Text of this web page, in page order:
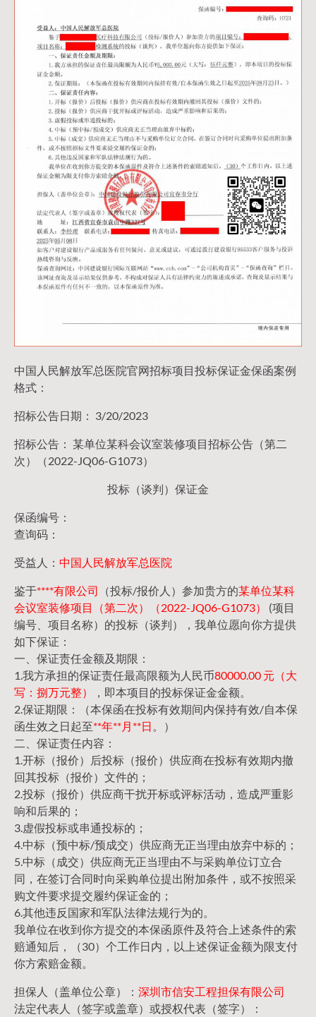
中国人民解放军总医院官网招标项目投标保证金保函案例
格式：
招标公告日期： 3/20/2023
招标公告： 某单位某科会议室装修项目招标公告（第二
次）（2022-JQ06-G1073）
投标（谈判）保证金
保函编号：
查询码：
受益人： 中国人民解放军总医院
鉴于****有限公司 （投标/报价人）参加贵方的某单位某科
会议室装修项目（第二次）（2022-JQ06-G1073）
(项目
编号、项目名称）的投标（谈判），我单位愿向你方提供
如下保证：
一、保证责任金额及期限：
1.我方承担的保证责任最高限额为人民币80000.00 元（大
写：捌万元整）
，即本项目的投标保证金金额。
2.保证期限：（本保函在投标有效期间内保持有效/自本保
函生效之日起至**年**月**日 。）
二、保证责任内容：
1.开标（报价）后投标（报价）供应商在投标有效期内撤
回其投标（报价）文件的；
2.投标（报价）供应商干扰开标或评标活动，造成严重影
响和后果的；
3.虚假投标或串通投标的；
4.中标（预中标/预成交）供应商无正当理由放弃中标的；
5.中标（成交）供应商无正当理由不与采购单位订立合
同，在签订合同时向采购单位提出附加条件，或不按照采
购文件要求提交履约保证金的；
6.其他违反国家和军队法律法规行为的。
我单位在收到你方提交的本保函原件及符合上述条件的索
赔通知后，（30）个工作日内，以上述保证金额为限支付
你方索赔金额。
担保人（盖单位公章）： 深圳市信安工程担保有限公司
法定代表人（签字或盖章）或授权代表（签字）：